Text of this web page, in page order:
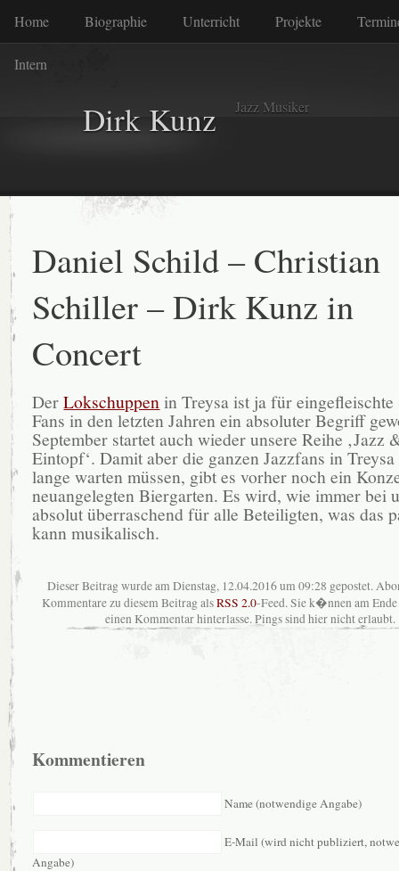
Home Biographie Unterricht Projekte
Intern
Dirk Kunz Jazz Musiker
Daniel Schild – Christian
Schiller – Dirk Kunz in
Concert
DerLokschuppen in Treysa ist ja für eingefleischte
Fans in den letzten Jahren ein absoluter Begriff
September startet auch wieder unsere Reihe ‚Jazz
Eintopf‘. Damit aber die ganzen Jazzfans in
lange warten müssen, gibt es vorher noch ein
neuangelegten Biergarten. Es wird, wie immer bei
absolut überraschend für alle Beteiligten, was das
kann musikalisch.
Dieser Beitrag wurde am Dienstag, 12.04.2016 um 09:28 gepostet.
Kommentare zu diesem Beitrag alsRSS 2.0-Feed. Sie k�nnen am Ende
einen Kommentar hinterlasse. Pings sind hier nicht erlaubt.
Kommentieren
Name (notwendige Angabe)
E-Mail (wird nicht publiziert,
Angabe)